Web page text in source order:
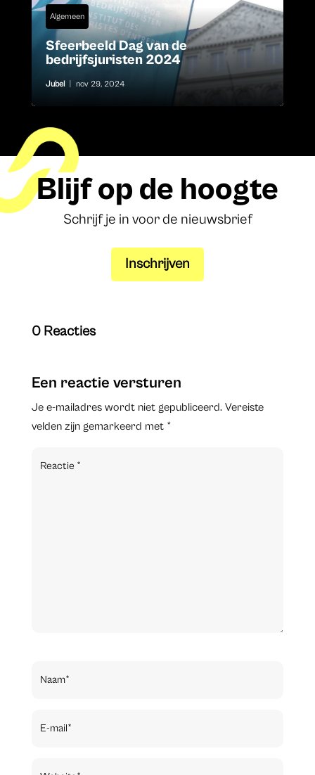
Algemeen
Sfeerbeeld Dag van de
bedrijfsjuristen 2024
Jubel nov 29, 2024
Blijf op de hoogte
Schrijf je in voor de nieuwsbrief
Inschrijven
0 Reacties
Een reactie versturen
Je e-mailadres wordt niet gepubliceerd. Vereiste
velden zijn gemarkeerd met *